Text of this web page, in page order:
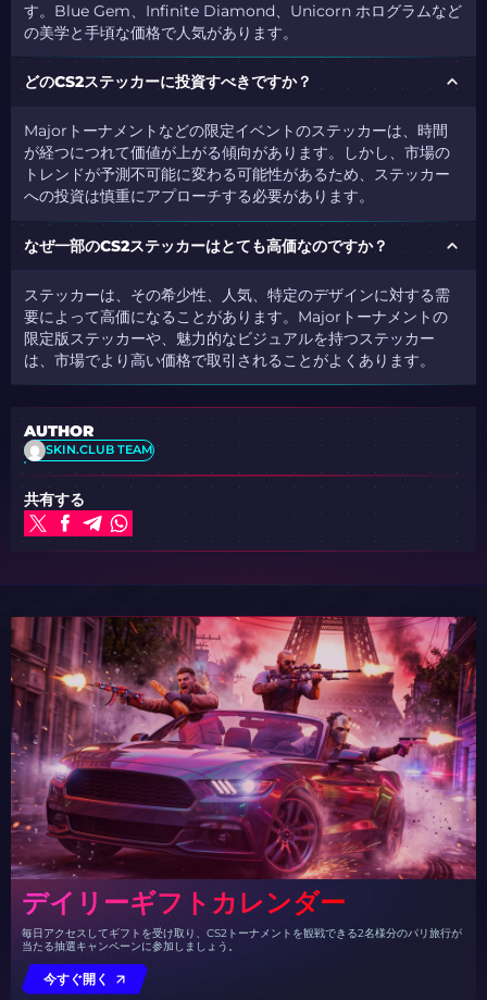
す。Blue Gem、Infinite Diamond、Unicorn ホログラムなど
の美学と手頃な価格で人気があります。
どのCS2ステッカーに投資すべきですか？
Majorトーナメントなどの限定イベントのステッカーは、時間
が経つにつれて価値が上がる傾向があります。しかし、市場の
トレンドが予測不可能に変わる可能性があるため、ステッカー
への投資は慎重にアプローチする必要があります。
なぜ一部のCS2ステッカーはとても高価なのですか？
ステッカーは、その希少性、人気、特定のデザインに対する需
要によって高価になることがあります。Majorトーナメントの
限定版ステッカーや、魅力的なビジュアルを持つステッカー
は、市場でより高い価格で取引されることがよくあります。
AUTHOR
SKIN.CLUB TEAM
共有する
デイリーギフトカレンダー
毎日アクセスしてギフトを受け取り、CS2トーナメントを観戦できる2名様分のパリ旅行が
当たる抽選キャンペーンに参加しましょう。
今すぐ開く